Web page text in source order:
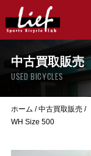
中古買取販売
USED BICYCLES
ホーム /中古買取販売/
WH Size 500